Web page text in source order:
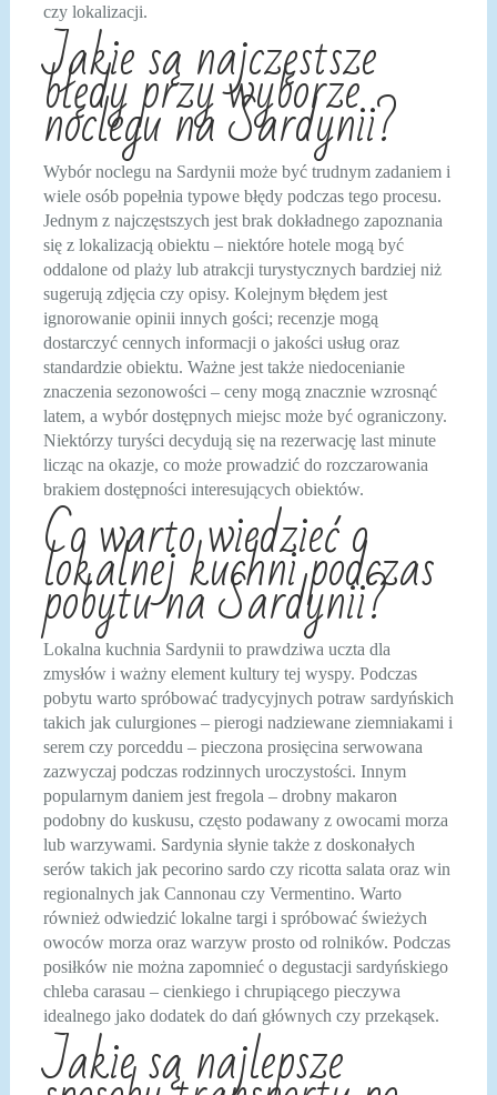
czy lokalizacji.
Jakie są najczęstsze
błędy przy wyborze
noclegu na Sardynii?
Wybór noclegu na Sardynii może być trudnym zadaniem i
wiele osób popełnia typowe błędy podczas tego procesu.
Jednym z najczęstszych jest brak dokładnego zapoznania
się z lokalizacją obiektu – niektóre hotele mogą być
oddalone od plaży lub atrakcji turystycznych bardziej niż
sugerują zdjęcia czy opisy. Kolejnym błędem jest
ignorowanie opinii innych gości; recenzje mogą
dostarczyć cennych informacji o jakości usług oraz
standardzie obiektu. Ważne jest także niedocenianie
znaczenia sezonowości – ceny mogą znacznie wzrosnąć
latem, a wybór dostępnych miejsc może być ograniczony.
Niektórzy turyści decydują się na rezerwację last minute
licząc na okazje, co może prowadzić do rozczarowania
brakiem dostępności interesujących obiektów.
Co warto wiedzieć o
lokalnej kuchni podczas
pobytu na Sardynii?
Lokalna kuchnia Sardynii to prawdziwa uczta dla
zmysłów i ważny element kultury tej wyspy. Podczas
pobytu warto spróbować tradycyjnych potraw sardyńskich
takich jak culurgiones – pierogi nadziewane ziemniakami i
serem czy porceddu – pieczona prosięcina serwowana
zazwyczaj podczas rodzinnych uroczystości. Innym
popularnym daniem jest fregola – drobny makaron
podobny do kuskusu, często podawany z owocami morza
lub warzywami. Sardynia słynie także z doskonałych
serów takich jak pecorino sardo czy ricotta salata oraz win
regionalnych jak Cannonau czy Vermentino. Warto
również odwiedzić lokalne targi i spróbować świeżych
owoców morza oraz warzyw prosto od rolników. Podczas
posiłków nie można zapomnieć o degustacji sardyńskiego
chleba carasau – cienkiego i chrupiącego pieczywa
idealnego jako dodatek do dań głównych czy przekąsek.
Jakie są najlepsze